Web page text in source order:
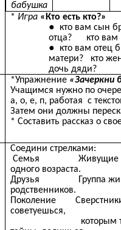
бабушка
* Игра «Кто есть кто?»
кто вам сын
отца? кто вам
кто вам отец
матери? кто
дочь дяди?
*Упражнение «Зачеркни
Учащимся нужно по
а, о, е, п, работая с
Затем они должны
* Составить рассказ о
Соедини стрелками:
Семья Живущие в
одного возраста.
Друзья Группа
родственников.
Поколение
советуешься,
которым ты